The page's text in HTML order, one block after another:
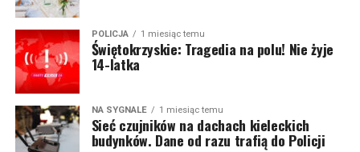
POLICJA 1 miesiąc temu
Świętokrzyskie: Tragedia na polu! Nie żyje
14-latka
NA SYGNALE 1 miesiąc temu
Sieć czujników na dachach kieleckich
budynków. Dane od razu trafią do Policji